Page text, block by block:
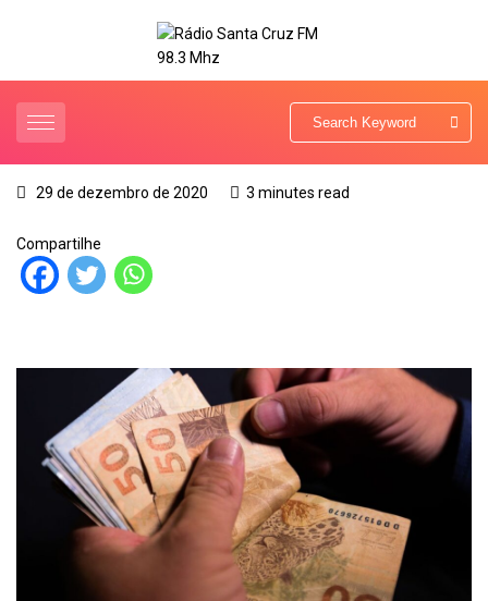
29 de dezembro de 2020 3 minutes read
Compartilhe